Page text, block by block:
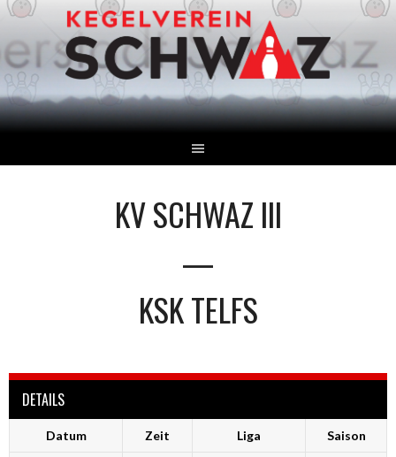
Springe
Inhalt
KV SCHWAZ III
—
KSK TELFS
DETAILS
Datum Zeit Liga Saison